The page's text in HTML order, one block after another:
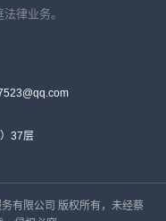
律业务。
37层
有限公司 版权所有，未经蔡